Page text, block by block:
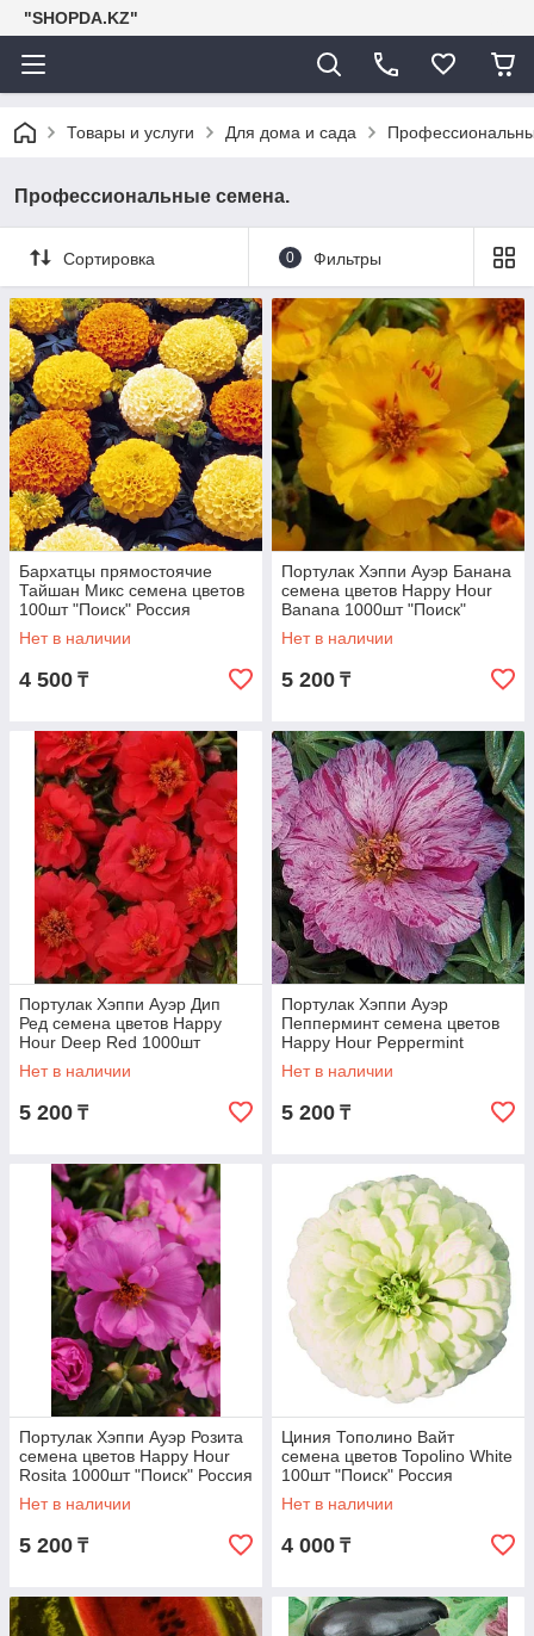
"SHOPDA.KZ"
Товары и услуги Для дома и сада
Профессиональные семена.
Сортировка 0 Фильтры
Бархатцы прямостоячие
Тайшан Микс семена цветов
100шт "Поиск" Россия
Нет в наличии
4 500 ₸
Портулак Хэппи Ауэр Банана
семена цветов Happy Hour
Banana 1000шт "Поиск"
Россия
Нет в наличии
5 200 ₸
Портулак Хэппи Ауэр Дип
Ред семена цветов Happy
Hour Deep Red 1000шт
"Поиск" Россия
Нет в наличии
5 200 ₸
Портулак Хэппи Ауэр
Пепперминт семена цветов
Happy Hour Peppermint
1000шт "Поиск" Россия
Нет в наличии
5 200 ₸
Портулак Хэппи Ауэр Розита
семена цветов Happy Hour
Rosita 1000шт "Поиск" Россия
Нет в наличии
5 200 ₸
Циния Тополино Вайт
семена цветов Topolino White
100шт "Поиск" Россия
Нет в наличии
4 000 ₸